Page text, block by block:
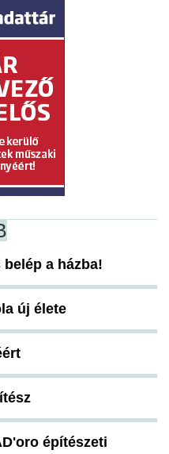
a házba!
új élete
építészeti